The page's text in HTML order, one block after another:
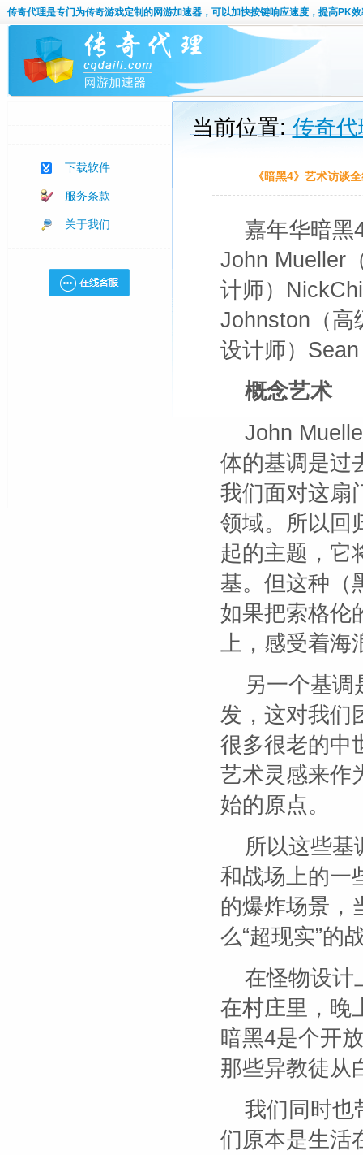
传奇代理是专门为传奇游戏定制的网游加速器，可以加快按键响应速度，提高PK效
下载软件
服务条款
关于我们
当前位置:传奇代
《暗黑4》艺术访谈
嘉年华暗黑
John Mueller
计师）
Johnston（高
设计师）
概念艺术
John
体的基调是过
我们面对这扇
领域。所以回
起的主题，它
基。但这种（
如果把索格伦
上，感受着海
另一个基
发，这对我们
很多很老的中
艺术灵感来作
始的原点。
所以这些基
和战场上的一
的爆炸场景，
么“超现实”的
在怪物设计
在村庄里，晚
暗黑4是个开
那些异教徒从
我们同时也
们原本是生活